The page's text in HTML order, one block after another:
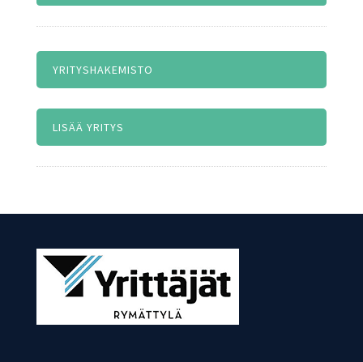
YRITYSHAKEMISTO
LISÄÄ YRITYS